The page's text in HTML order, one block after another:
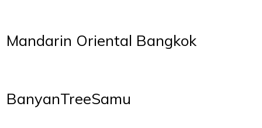
Mandarin Oriental Bangkok
BanyanTreeSamu